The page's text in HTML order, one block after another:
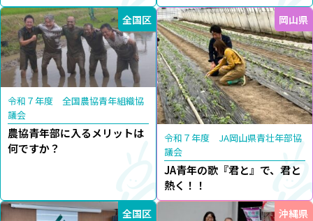
全国区
令和７年度 全国農協青年組織協
議会
農協青年部に入るメリットは
何ですか？
岡山県
令和７年度 JA岡山県青壮年部協
議会
JA青年の歌『君と』で、君と
熱く！！
全国区 沖縄県